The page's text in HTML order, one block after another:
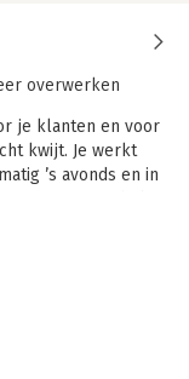
overwerken
je klanten en voor
kwijt. Je werkt
’s avonds en in
maar ook een
In
maakt van elk
tot